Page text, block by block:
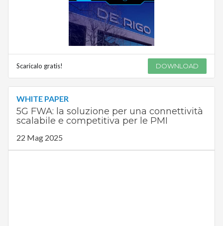
Scaricalo gratis! DOWNLOAD
WHITE PAPER
5G FWA: la soluzione per una connettività
scalabile e competitiva per le PMI
22 Mag 2025